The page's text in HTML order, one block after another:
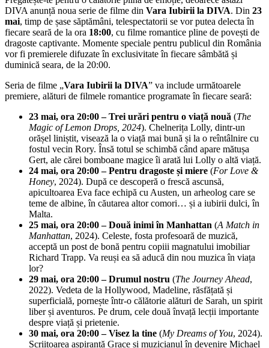
DIVA anunță noua serie de filme din Vara Iubirii la DIVA. Din 23
mai, timp de șase săptămâni, telespectatorii se vor putea delecta în
fiecare seară de la ora 18:00, cu filme romantice pline de povești de
dragoste captivante. Momente speciale pentru publicul din România
vor fi premierele difuzate în exclusivitate în fiecare sâmbătă și
duminică seara, de la 20:00.
Seria de filme „Vara Iubirii la DIVA” va include următoarele
premiere, alături de filmele romantice programate în fiecare seară:
23 mai, ora 20:00 – Trei urări pentru o viață nouă (The
Magic of Lemon Drops, 2024). Chelnerița Lolly, dintr-un
orășel liniștit, visează la o viață mai bună și la o reîntâlnire cu
fostul vecin Rory. Însă totul se schimbă când apare mătușa
Gert, ale cărei bomboane magice îi arată lui Lolly o altă viață.
24 mai, ora 20:00 – Pentru dragoste și miere (For Love &
Honey, 2024). După ce descoperă o frescă ascunsă,
apicultoarea Eva face echipă cu Austen, un arheolog care se
teme de albine, în căutarea altor comori… și a iubirii dulci, în
Malta.
25 mai, ora 20:00 –Două inimi în Manhattan (A Match in
Manhattan, 2024). Celeste, fosta profesoară de muzică,
acceptă un post de bonă pentru copiii magnatului imobiliar
Richard Trapp. Va reuși ea să aducă din nou muzica în viața
lor?
29 mai, ora 20:00 – Drumul nostru (The Journey Ahead,
2022). Vedeta de la Hollywood, Madeline, răsfățată și
superficială, pornește într-o călătorie alături de Sarah, un spirit
liber și aventuros. Pe drum, cele două învață lecții importante
despre viață și prietenie.
30 mai, ora 20:00 – Visez la tine (My Dreams of You, 2024).
Scriitoarea aspirantă Grace și muzicianul în devenire Michael